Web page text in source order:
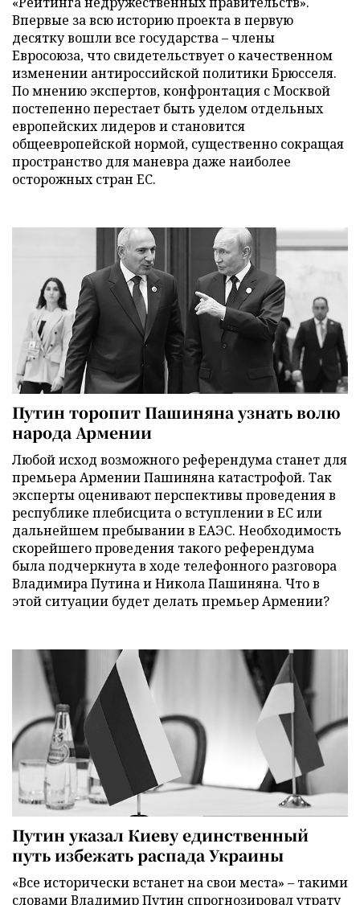
Впервые за всю историю проекта в первую
десятку вошли все государства – члены
Евросоюза, что свидетельствует о качественном
изменении антироссийской политики Брюсселя.
По мнению экспертов, конфронтация с Москвой
постепенно перестает быть уделом отдельных
европейских лидеров и становится
общеевропейской нормой, существенно сокращая
пространство для маневра даже наиболее
осторожных стран ЕС.
Путин торопит Пашиняна узнать волю
народа Армении
Любой исход возможного референдума станет для
премьера Армении Пашиняна катастрофой. Так
эксперты оценивают перспективы проведения в
республике плебисцита о вступлении в ЕС или
дальнейшем пребывании в ЕАЭС. Необходимость
скорейшего проведения такого референдума
была подчеркнута в ходе телефонного разговора
Владимира Путина и Никола Пашиняна. Что в
этой ситуации будет делать премьер Армении?
Путин указал Киеву единственный
путь избежать распада Украины
«Все исторически встанет на свои места» – такими
словами Владимир Путин спрогнозировал утрату